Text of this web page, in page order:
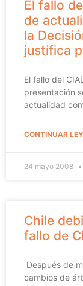
El fallo
de
la
justifica
El fallo del
presentación
actualidad
CONTINUAR
24 mayo 2008
Chile
fallo de
Después de
cambios de